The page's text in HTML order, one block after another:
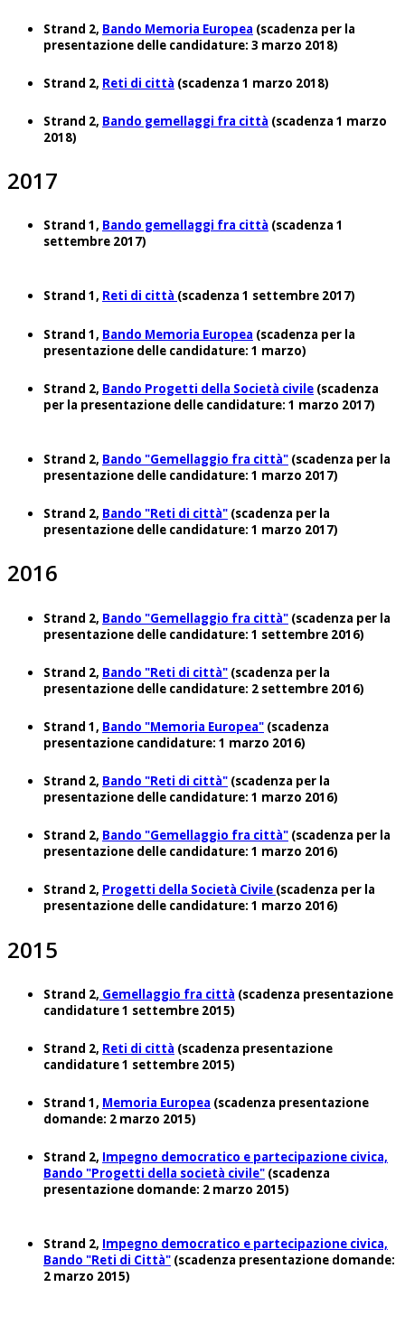
Strand 2, Bando Memoria Europea (scadenza per la
presentazione delle candidature: 3 marzo 2018)
Strand 2, Reti di città (scadenza 1 marzo 2018)
Strand 2, Bando gemellaggi fra città (scadenza 1 marzo
2018)
2017
Strand 1, Bando gemellaggi fra città (scadenza 1
settembre 2017)
Strand 1, Reti di città (scadenza 1 settembre 2017)
Strand 1, Bando Memoria Europea (scadenza per la
presentazione delle candidature: 1 marzo)
Strand 2, Bando Progetti della Società civile (scadenza
per la presentazione delle candidature: 1 marzo 2017)
Strand 2, Bando "Gemellaggio fra città" (scadenza per la
presentazione delle candidature: 1 marzo 2017)
Strand 2, Bando "Reti di città" (scadenza per la
presentazione delle candidature: 1 marzo 2017)
2016
Strand 2, Bando "Gemellaggio fra città" (scadenza per la
presentazione delle candidature: 1 settembre 2016)
Strand 2, Bando "Reti di città" (scadenza per la
presentazione delle candidature: 2 settembre 2016)
Strand 1, Bando "Memoria Europea" (scadenza
presentazione candidature: 1 marzo 2016)
Strand 2, Bando "Reti di città" (scadenza per la
presentazione delle candidature: 1 marzo 2016)
Strand 2, Bando "Gemellaggio fra città" (scadenza per la
presentazione delle candidature: 1 marzo 2016)
Strand 2, Progetti della Società Civile (scadenza per la
presentazione delle candidature: 1 marzo 2016)
2015
Strand 2, Gemellaggio fra città (scadenza presentazione
candidature 1 settembre 2015)
Strand 2, Reti di città (scadenza presentazione
candidature 1 settembre 2015)
Strand 1, Memoria Europea (scadenza presentazione
domande: 2 marzo 2015)
Strand 2, Impegno democratico e partecipazione civica,
Bando "Progetti della società civile" (scadenza
presentazione domande: 2 marzo 2015)
Strand 2, Impegno democratico e partecipazione civica,
Bando "Reti di Città" (scadenza presentazione domande:
2 marzo 2015)